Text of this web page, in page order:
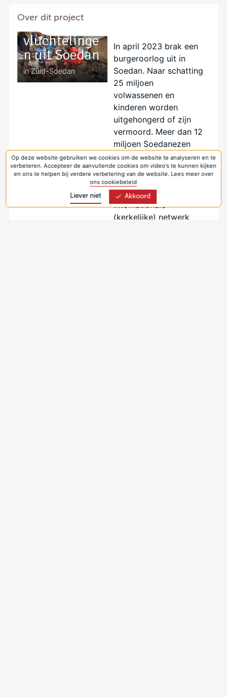
Op deze website gebruiken we cookies om de website te analyseren en te
verbeteren. Accepteer de aanvullende cookies om video's te kunnen kijken
en ons te helpen bij verdere verbetering van de website. Lees meer over
ons cookiebeleid
Liever niet Akkoord
Over dit project
Noodhulp
aan
vluchtelinge
n uit Soedan
in Zuid-Soedan
In april 2023 brak een
burgeroorlog uit in
Soedan. Naar schatting
25 miljoen
volwassenen en
kinderen worden
uitgehongerd of zijn
vermoord. Meer dan 12
miljoen Soedanezen
zijn op de vlucht in
eigen land en 2 miljoen
zijn naar het buitenland
gevlucht. Via haar
internationale
(kerkelijke) netwerk